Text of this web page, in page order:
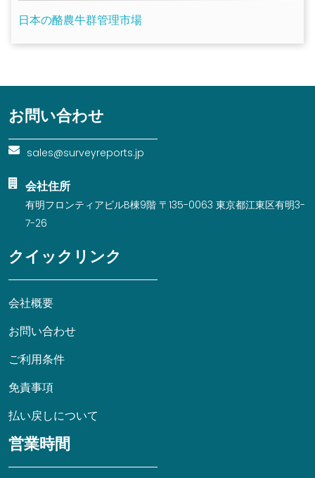
日本の酪農牛群管理市場
お問い合わせ
sales@surveyreports.jp
会社住所
有明フロンティアビルB棟9階 〒135-0063 東京都江東区有明3-
7-26
クイックリンク
会社概要
お問い合わせ
ご利用条件
免責事項
払い戻しについて
営業時間